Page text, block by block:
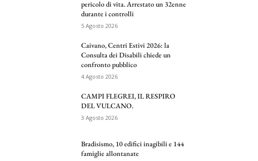
pericolo di vita. Arrestato un 32enne
durante i controlli
5 Agosto 2026
Caivano, Centri Estivi 2026: la
Consulta dei Disabili chiede un
confronto pubblico
4 Agosto 2026
CAMPI FLEGREI, IL RESPIRO
DEL VULCANO.
3 Agosto 2026
Bradisismo, 10 edifici inagibili e 144
famiglie allontanate